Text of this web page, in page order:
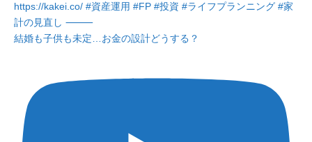
結婚も子供も未定…お金の設計どうする？